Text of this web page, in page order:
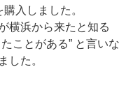
入しました。
横浜から来たと知る
ことがある” と言いな
した。